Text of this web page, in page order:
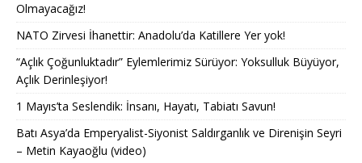
Olmayacağız!
NATO Zirvesi İhanettir: Anadolu’da Katillere Yer yok!
“Açlık Çoğunluktadır” Eylemlerimiz Sürüyor: Yoksulluk Büyüyor,
Açlık Derinleşiyor!
1 Mayıs’ta Seslendik: İnsanı, Hayatı, Tabiatı Savun!
Batı Asya’da Emperyalist-Siyonist Saldırganlık ve Direnişin Seyri
– Metin Kayaoğlu (video)